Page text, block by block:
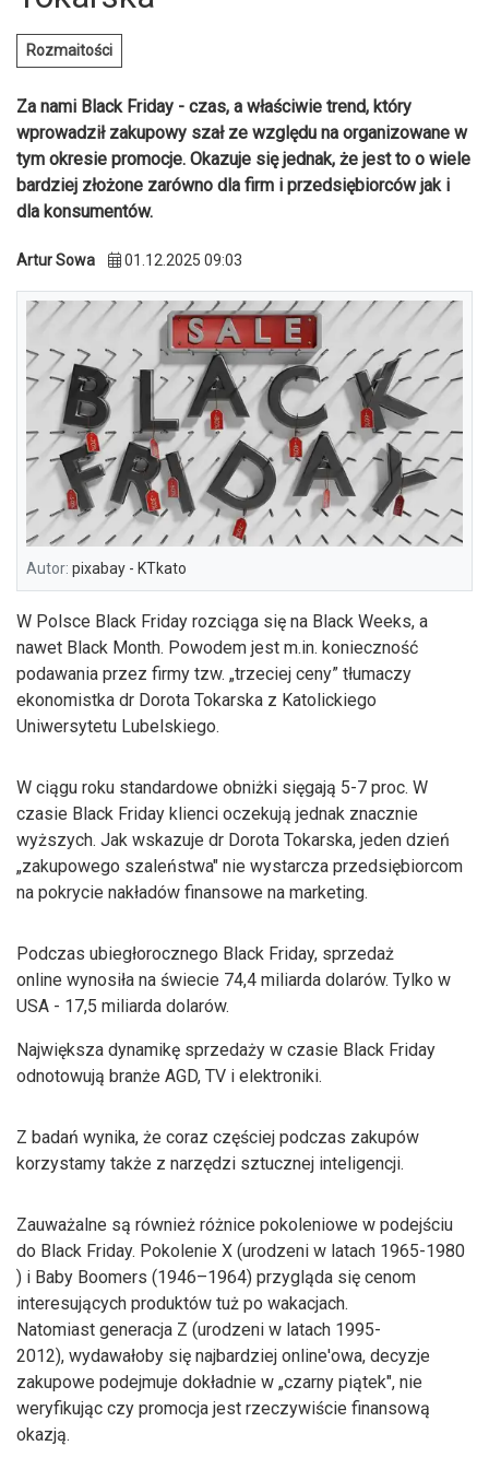
Rozmaitości
Za nami Black Friday - czas, a właściwie trend, który
wprowadził zakupowy szał ze względu na organizowane w
tym okresie promocje. Okazuje się jednak, że jest to o wiele
bardziej złożone zarówno dla firm i przedsiębiorców jak i
dla konsumentów.
Artur Sowa 01.12.2025 09:03
Autor: pixabay - KTkato
W Polsce Black Friday rozciąga się na Black Weeks, a
nawet Black Month. Powodem jest m.in. konieczność
podawania przez firmy tzw. „trzeciej ceny” tłumaczy
ekonomistka dr Dorota Tokarska z Katolickiego
Uniwersytetu Lubelskiego.
W ciągu roku standardowe obniżki sięgają 5-7 proc. W
czasie Black Friday klienci oczekują jednak znacznie
wyższych. Jak wskazuje dr Dorota Tokarska, jeden dzień
„zakupowego szaleństwa" nie wystarcza przedsiębiorcom
na pokrycie nakładów finansowe na marketing.
Podczas ubiegłorocznego Black Friday, sprzedaż
online wynosiła na świecie 74,4 miliarda dolarów. Tylko w
USA - 17,5 miliarda dolarów.
Największa dynamikę sprzedaży w czasie Black Friday
odnotowują branże AGD, TV i elektroniki.
Z badań wynika, że coraz częściej podczas zakupów
korzystamy także z narzędzi sztucznej inteligencji.
Zauważalne są również różnice pokoleniowe w podejściu
do Black Friday. Pokolenie X (urodzeni w latach 1965-1980
) i Baby Boomers (1946–1964) przygląda się cenom
interesujących produktów tuż po wakacjach.
Natomiast generacja Z (urodzeni w latach 1995-
2012), wydawałoby się najbardziej online'owa, decyzje
zakupowe podejmuje dokładnie w „czarny piątek", nie
weryfikując czy promocja jest rzeczywiście finansową
okazją.